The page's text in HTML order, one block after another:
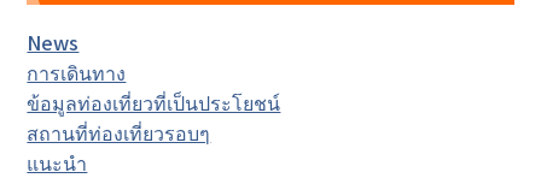
News
การเดินทาง
ข้อมูลท่องเที่ยวที่เป็นประโยชน์
สถานที่ท่องเที่ยวรอบๆ
แนะนำ